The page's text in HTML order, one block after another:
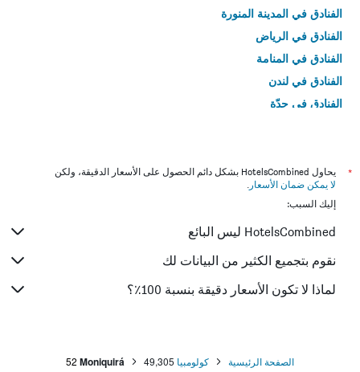
الفنادق في المدينة المنورة
الفنادق في الرياض
الفنادق في المنامة
الفنادق في لندن
الفنادق في جدّة
*
يحاول HotelsCombined بشكل دائم الحصول على الأسعار الدقيقة، ولكن
لا يمكن ضمان الأسعار .
إليك السبب:
HotelsCombined ليس البائع
نقوم بتجميع الكثير من البيانات لك
لماذا لا تكون الأسعار دقيقة بنسبة 100٪؟
الصفحة الرئيسية كولومبيا 49,305
Moniquirá
52